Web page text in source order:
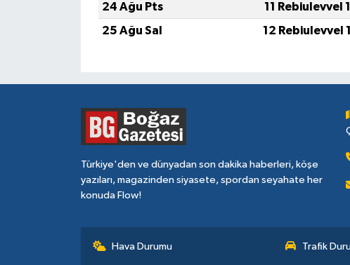
24 Ağu Pts
11 Rebiulevvel
25 Ağu Sal
12 Rebiulevvel
Türkiye'den ve dünyadan son dakika haberleri, köşe
yazıları, magazinden siyasete, spordan seyahate her
konuda Flow!
Hava Durumu Trafik